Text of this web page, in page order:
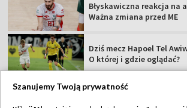
Błyskawiczna reakcja na
Ważna zmiana przed ME
Dziś mecz Hapoel Tel
O której i gdzie oglądać?
Szanujemy Twoją prywatność